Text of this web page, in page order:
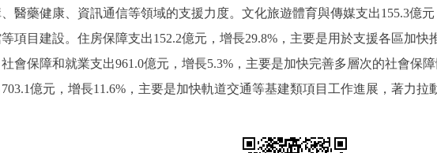
醫藥健康、資訊通信等領域的支援力度。文化旅遊體育與傳媒支出155.3億
項目建設。住房保障支出152.2億元，增長29.8%，主要是用於支援各區加
會保障和就業支出961.0億元，增長5.3%，主要是加快完善多層次的社會保
億元，增長11.6%，主要是加快軌道交通等基建類項目工作進展，著力拉